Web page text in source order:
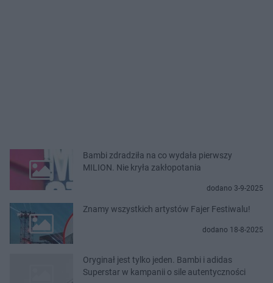
Bambi zdradziła na co wydała pierwszy
MILION. Nie kryła zakłopotania
dodano 3-9-2025
Znamy wszystkich artystów Fajer Festiwalu!
dodano 18-8-2025
Oryginał jest tylko jeden. Bambi i adidas
Superstar w kampanii o sile autentyczności